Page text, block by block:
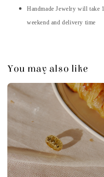
Handmade Jewelry will take
weekend and delivery time
You may also like